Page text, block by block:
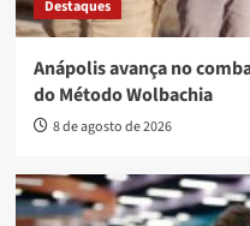
Destaques
Anápolis avança no
do Método Wolbachia
8 de agosto de 2026